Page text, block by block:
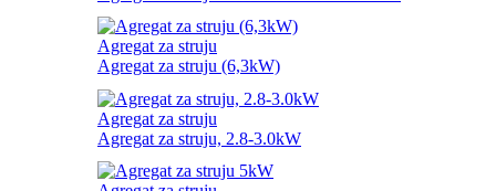
Agregat za struju
Agregat za struju (6,3kW)
Agregat za struju
Agregat za struju, 2.8-3.0kW